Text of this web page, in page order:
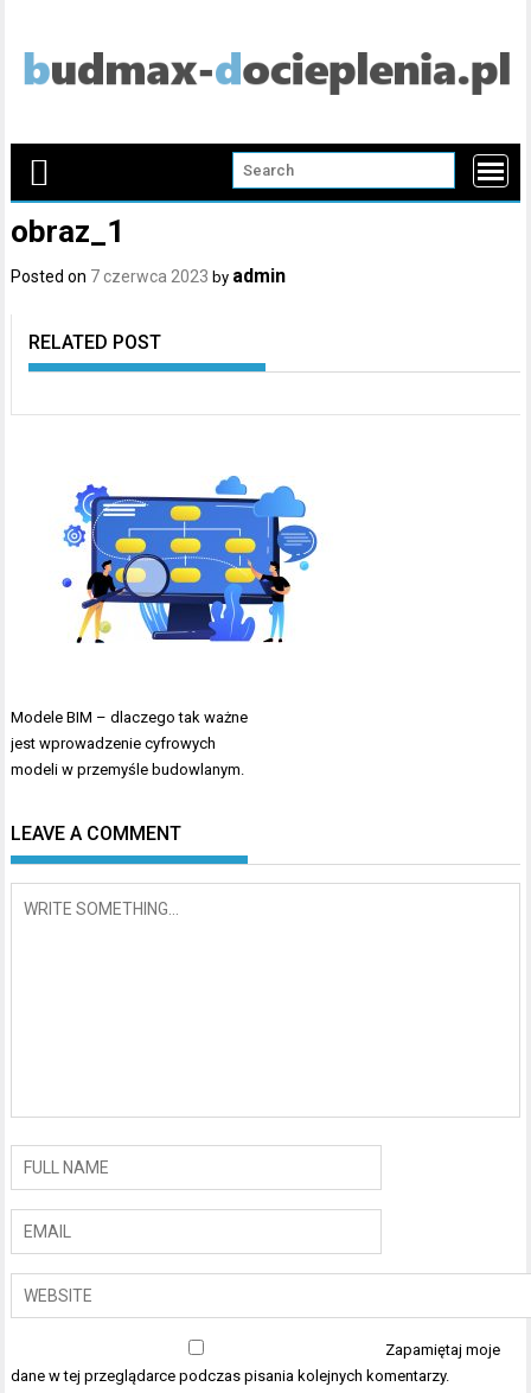
content
obraz_1
Posted on 7 czerwca 2023 by admin
RELATED POST
Nawigacja
wpisu
Modele BIM – dlaczego tak ważne
jest wprowadzenie cyfrowych
modeli w przemyśle budowlanym.
LEAVE A COMMENT
Zapamiętaj moje
dane w tej przeglądarce podczas pisania kolejnych komentarzy.